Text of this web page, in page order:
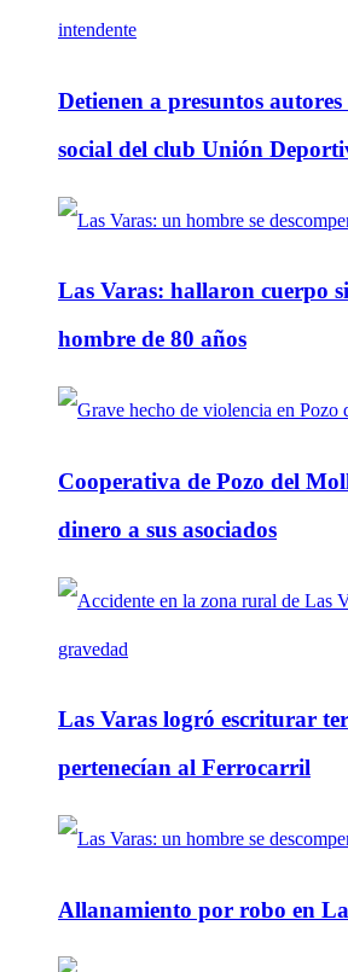
Detienen a presuntos
social del club Unión
Las Varas: hallaron cuerpo
hombre de 80 años
Cooperativa de Pozo del
dinero a sus asociados
Las Varas logró escriturar
pertenecían al Ferrocarril
Allanamiento por robo en